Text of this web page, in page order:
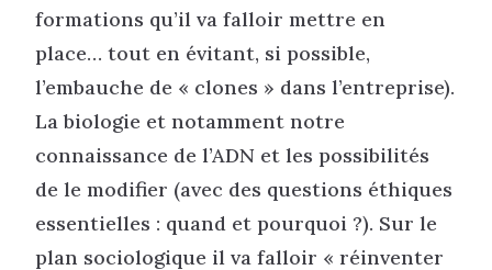
formations qu’il va falloir mettre en
place… tout en évitant, si possible,
l’embauche de « clones » dans l’entreprise).
La biologie et notamment notre
connaissance de l’ADN et les possibilités
de le modifier (avec des questions éthiques
essentielles : quand et pourquoi ?). Sur le
plan sociologique il va falloir « réinventer